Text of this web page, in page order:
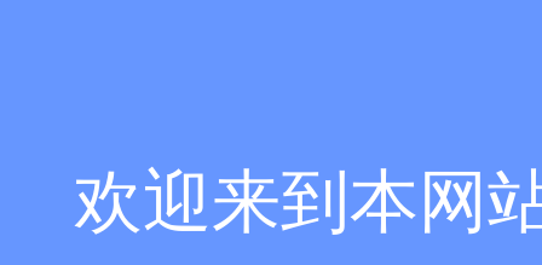
欢迎来到本网